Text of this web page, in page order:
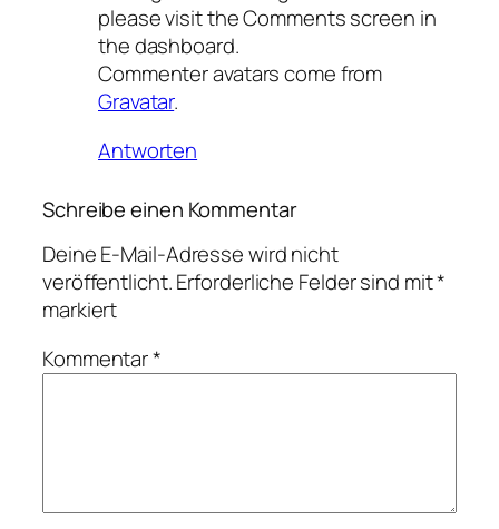
please visit the Comments screen in
the dashboard.
Commenter avatars come from
Gravatar.
Antworten
Schreibe einen Kommentar
Deine E-Mail-Adresse wird nicht
veröffentlicht.Erforderliche Felder sind mit*
markiert
Kommentar*